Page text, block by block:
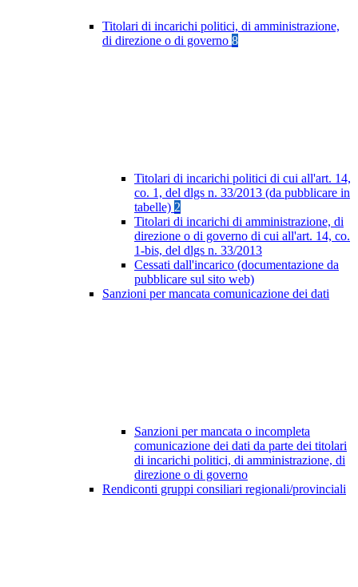
Titolari di incarichi politici, di amministrazione,
di direzione o di governo 8
Titolari di incarichi politici di cui all'art. 14,
co. 1, del dlgs n. 33/2013 (da pubblicare in
tabelle) 2
Titolari di incarichi di amministrazione, di
direzione o di governo di cui all'art. 14, co.
1-bis, del dlgs n. 33/2013
Cessati dall'incarico (documentazione da
pubblicare sul sito web)
Sanzioni per mancata comunicazione dei dati
Sanzioni per mancata o incompleta
comunicazione dei dati da parte dei titolari
di incarichi politici, di amministrazione, di
direzione o di governo
Rendiconti gruppi consiliari regionali/provinciali